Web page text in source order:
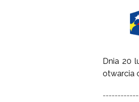
Dnia 20
otwarcia